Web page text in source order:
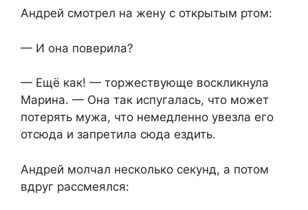
Андрей смотрел на жену с открытым ртом:
— И она поверила?
— Ещё как! — торжествующе воскликнула
Марина. — Она так испугалась, что может
потерять мужа, что немедленно увезла его
отсюда и запретила сюда ездить.
Андрей молчал несколько секунд, а потом
вдруг рассмеялся: